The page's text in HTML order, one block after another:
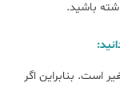
باشید.
است. بنابراین اگر